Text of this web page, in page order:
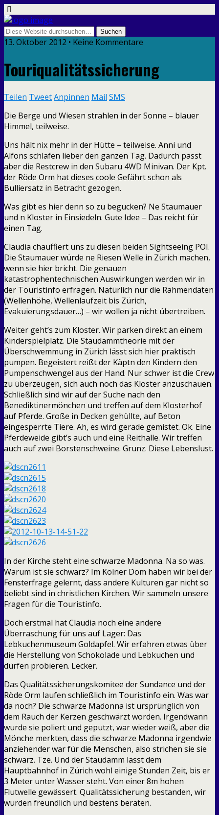
13. Oktober 2012 • Keine Kommentare
Touriqualitätssicherung
Teilen TweetAnpinnen Mail SMS
Die Berge und Wiesen strahlen in der Sonne – blauer
Himmel, teilweise.
Uns hält nix mehr in der Hütte – teilweise. Anni und
Alfons schlafen lieber den ganzen Tag. Dadurch passt
aber die Restcrew in den Subaru 4WD Minivan. Der Kpt.
der Röde Orm hat dieses coole Gefährt schon als
Bulliersatz in Betracht gezogen.
Was gibt es hier denn so zu begucken? Ne Staumauer
und n Kloster in Einsiedeln. Gute Idee – Das reicht für
einen Tag.
Claudia chauffiert uns zu diesen beiden Sightseeing POI.
Die Staumauer würde ne Riesen Welle in Zürich machen,
wenn sie hier bricht. Die genauen
katastrophentechnischen Auswirkungen werden wir in
der Touristinfo erfragen. Natürlich nur die Rahmendaten
(Wellenhöhe, Wellenlaufzeit bis Zürich,
Evakuierungsdauer…) – wir wollen ja nicht übertreiben.
Weiter geht’s zum Kloster. Wir parken direkt an einem
Kinderspielplatz. Die Staudammtheorie mit der
Überschwemmung in Zürich lässt sich hier praktisch
pumpen. Begeistert reißt der Käptn den Kindern den
Pumpenschwengel aus der Hand. Nur schwer ist die Crew
zu überzeugen, sich auch noch das Kloster anzuschauen.
Schließlich sind wir auf der Suche nach den
Benediktinermönchen und treffen auf dem Klosterhof
auf Pferde. Große in Decken gehüllte, auf Beton
eingesperrte Tiere. Ah, es wird gerade gemistet. Ok. Eine
Pferdeweide gibt’s auch und eine Reithalle. Wir treffen
auch auf zwei Borstenschweine. Grunz. Diese Lebenslust.
In der Kirche steht eine schwarze Madonna. Na so was.
Warum ist sie schwarz? Im Kölner Dom haben wir bei der
Fensterfrage gelernt, dass andere Kulturen gar nicht so
beliebt sind in christlichen Kirchen. Wir sammeln unsere
Fragen für die Touristinfo.
Doch erstmal hat Claudia noch eine andere
Überraschung für uns auf Lager: Das
Lebkuchenmuseum Goldapfel. Wir erfahren etwas über
die Herstellung von Schokolade und Lebkuchen und
dürfen probieren. Lecker.
Das Qualitätssicherungskomitee der Sundance und der
Röde Orm laufen schließlich im Touristinfo ein. Was war
da noch? Die schwarze Madonna ist ursprünglich von
dem Rauch der Kerzen geschwärzt worden. Irgendwann
wurde sie poliert und geputzt, war wieder weiß, aber die
Mönche merkten, dass die schwarze Madonna irgendwie
anziehender war für die Menschen, also strichen sie sie
schwarz. Tze. Und der Staudamm lässt dem
Hauptbahnhof in Zürich wohl einige Stunden Zeit, bis er
3 Meter unter Wasser steht. Von einer 8m hohen
Flutwelle gewässert. Qualitätssicherung bestanden, wir
wurden freundlich und bestens beraten.